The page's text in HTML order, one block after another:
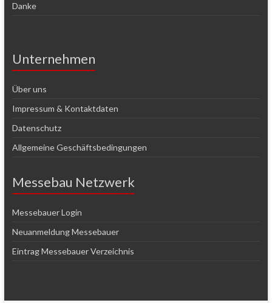
Danke
Unternehmen
Über uns
Impressum & Kontaktdaten
Datenschutz
Allgemeine Geschäftsbedingungen
Messebau Netzwerk
Messebauer Login
Neuanmeldung Messebauer
Eintrag Messebauer Verzeichnis